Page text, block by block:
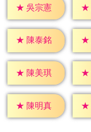
★ 吳宗憲 ★
★ 陳泰銘 ★
★ 陳美琪 ★
★ 陳明真 ★